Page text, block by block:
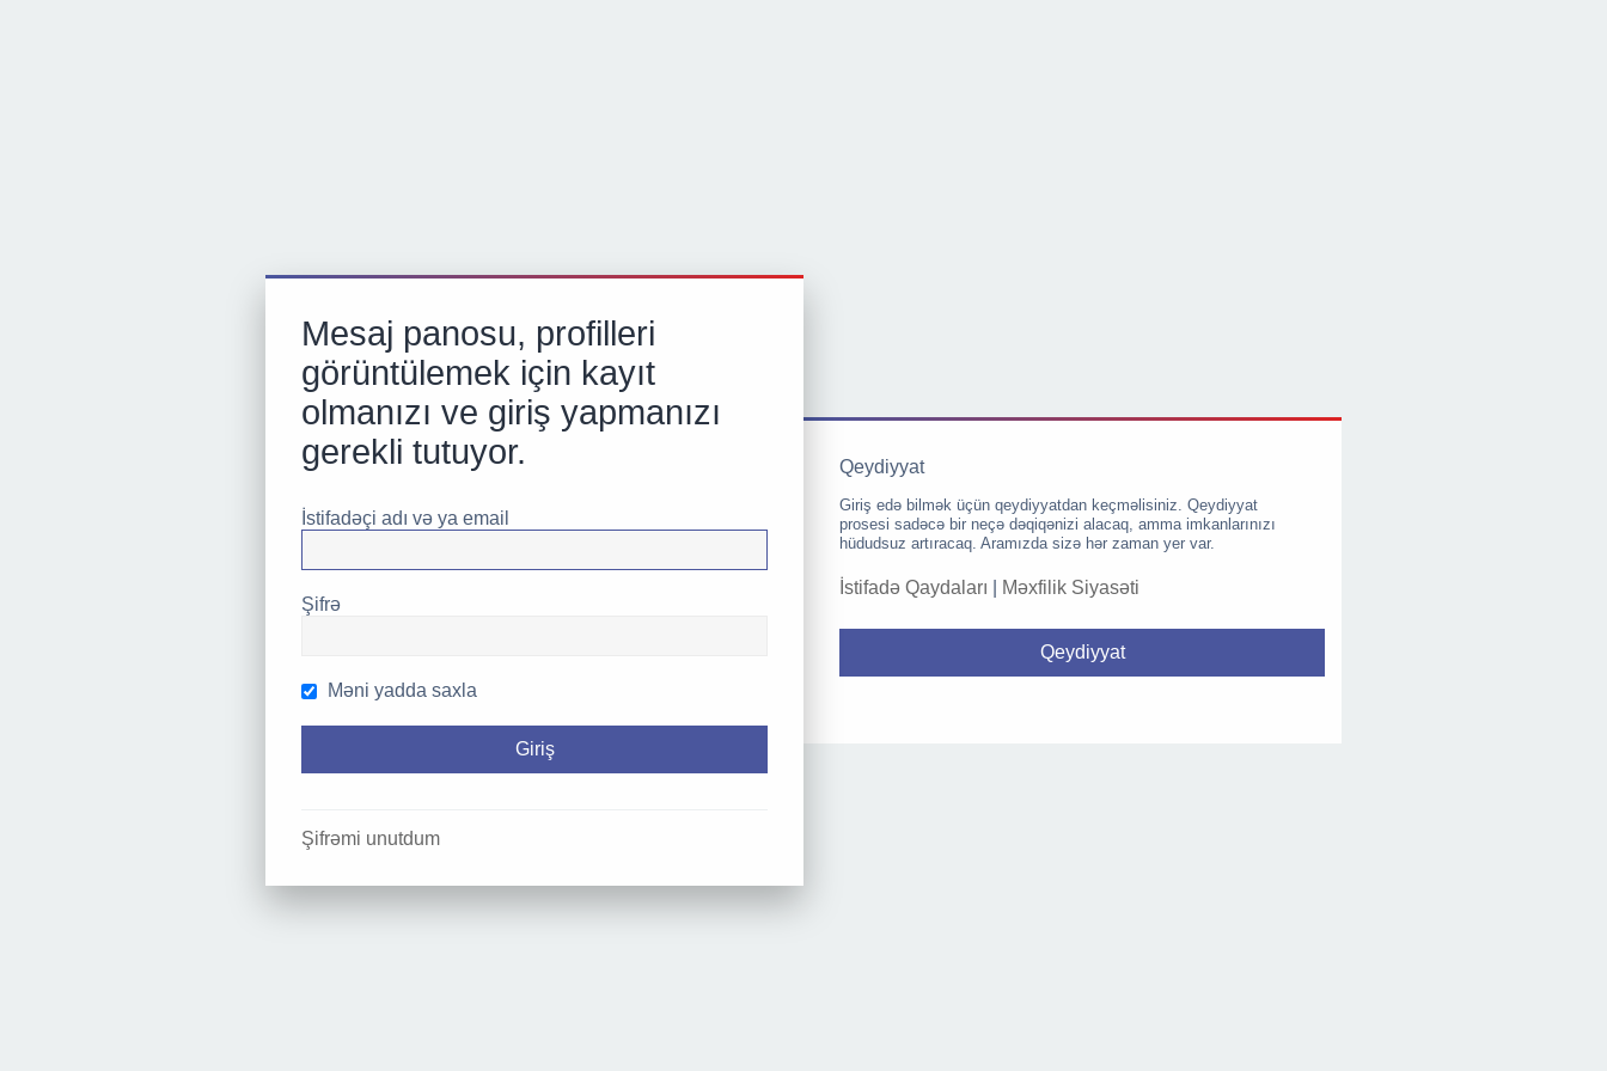
Mesaj panosu, profilleri
görüntülemek için kayıt
olmanızı ve giriş yapmanızı
gerekli tutuyor.
İstifadəçi adı və ya email
Şifrə
Məni yadda saxla
Şifrəmi unutdum
Qeydiyyat
Giriş edə bilmək üçün qeydiyyatdan keçməlisiniz. Qeydiyyat
prosesi sadəcə bir neçə dəqiqənizi alacaq, amma imkanlarınızı
hüdudsuz artıracaq. Aramızda sizə hər zaman yer var.
İstifadə Qaydaları Məxfilik Siyasəti
Qeydiyyat